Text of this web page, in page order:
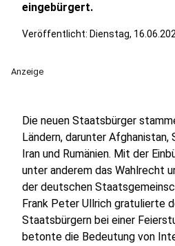
eingebürgert.
Veröffentlicht: Dienstag,
Anzeige
Die neuen Staatsbürger
Ländern, darunter Afghanistan,
Iran und Rumänien. Mit der
unter anderem das Wahlrecht
der deutschen
Frank Peter Ullrich gratulierte
Staatsbürgern bei einer
betonte die Bedeutung von